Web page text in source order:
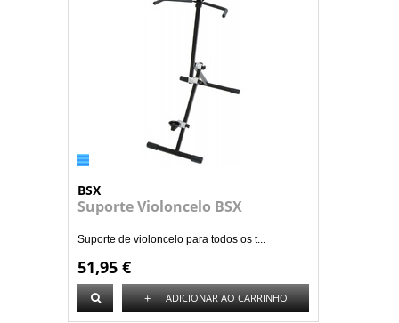
BSX
Suporte Violoncelo BSX
Suporte de violoncelo para todos os t...
51,95 €
+ ADICIONAR AO CARRINHO